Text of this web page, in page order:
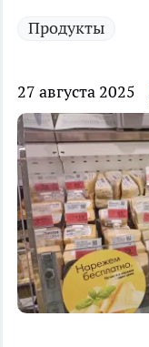
Продукты
27 августа 2025